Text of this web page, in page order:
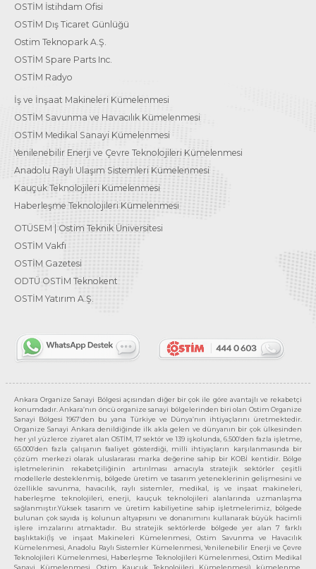
OSTİM İstihdam Ofisi
OSTİM Dış Ticaret Günlüğü
Ostim Teknopark A.Ş.
OSTİM Spare Parts Inc.
OSTİM Radyo
İş ve İnşaat Makineleri Kümelenmesi
OSTİM Savunma ve Havacılık Kümelenmesi
OSTİM Medikal Sanayi Kümelenmesi
Yenilenebilir Enerji ve Çevre Teknolojileri Kümelenmesi
Anadolu Raylı Ulaşım Sistemleri Kümelenmesi
Kauçuk Teknolojileri Kümelenmesi
Haberleşme Teknolojileri Kümelenmesi
OTÜSEM | Ostim Teknik Üniversitesi
OSTİM Vakfı
OSTİM Gazetesi
ODTÜ OSTİM Teknokent
OSTİM Yatırım A.Ş.
Ankara Organize Sanayi Bölgesi açısından diğer bir çok ile göre avantajlı ve rekabetçi
konumdadır. Ankara’nın öncü organize sanayi bölgelerinden biri olan Ostim Organize
Sanayi Bölgesi 1967’den bu yana Türkiye ve Dünya’nın ihtiyaçlarını üretmektedir.
Organize Sanayi Ankara denildiğinde ilk akla gelen ve dünyanın bir çok ülkesinden
her yıl yüzlerce ziyaret alan OSTİM, 17 sektör ve 139 işkolunda, 6.500’den fazla işletme,
65.000’den fazla çalışanın faaliyet gösterdiği, milli ihtiyaçların karşılanmasında bir
çözüm merkezi olarak uluslararası marka değerine sahip bir KOBİ kentidir. Bölge
işletmelerinin rekabetçiliğinin artırılması amacıyla stratejik sektörler çeşitli
modellerle desteklenmiş, bölgede üretim ve tasarım yeteneklerinin gelişmesini ve
özellikle savunma, havacılık, raylı sistemler, medikal, iş ve inşaat makineleri,
haberleşme teknolojileri, enerji, kauçuk teknolojileri alanlarında uzmanlaşma
sağlanmıştır.Yüksek tasarım ve üretim kabiliyetine sahip işletmelerimiz, bölgede
bulunan çok sayıda iş kolunun altyapısını ve donanımını kullanarak büyük hacimli
işlere imzalarını atmaktadır. Bu stratejik sektörlerde bölgede yer alan 7 farklı
başlıktaki(İş ve inşaat Makineleri Kümelenmesi, Ostim Savunma ve Havacılık
Kümelenmesi, Anadolu Raylı Sistemler Kümelenmesi, Yenilenebilir Enerji ve Çevre
Teknolojileri Kümelenmesi, Haberleşme Teknolojileri Kümelenmesi, Ostim Medikal
Sanayi Kümelenmesi, Ostim Kauçuk Teknolojileri Kümelenmesi) kümelenme,